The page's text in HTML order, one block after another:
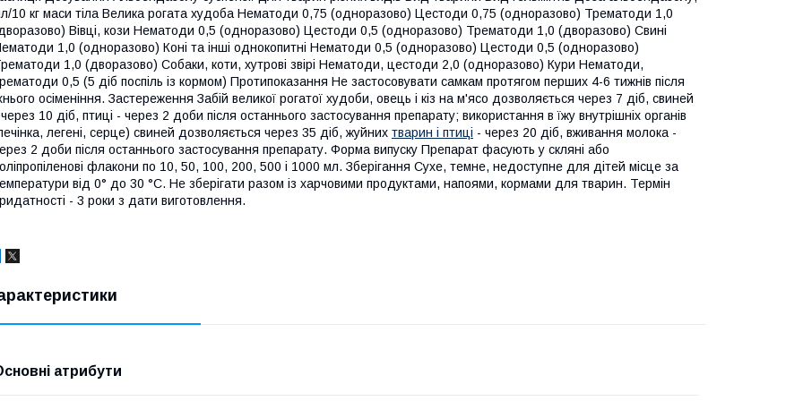
10 кг маси тіла Велика рогата худоба Нематоди 0,75 (одноразово) Цестоди 0,75 (одноразово) Трематоди 1,0
Вівці, кози Нематоди 0,5 (одноразово) Цестоди 0,5 (одноразово) Трематоди 1,0 (дворазово) Свині
1,0 (одноразово) Коні та інші однокопитні Нематоди 0,5 (одноразово) Цестоди 0,5 (одноразово)
1,0 (дворазово) Собаки, коти, хутрові звірі Нематоди, цестоди 2,0 (одноразово) Кури Нематоди,
0,5 (5 діб поспіль із кормом) Протипоказання Не застосовувати самкам протягом перших 4-6 тижнів після
осіменіння. Застереження Забій великої рогатої худоби, овець і кіз на м'ясо дозволяється через 7 діб, свиней
10 діб, птиці - через 2 доби після останнього застосування препарату; використання в їжу внутрішніх органів
легені, серце) свиней дозволяється через 35 діб, жуйних тварин і птиці - через 20 діб, вживання молока -
2 доби після останнього застосування препарату. Форма випуску Препарат фасують у скляні або
флакони по 10, 50, 100, 200, 500 і 1000 мл. Зберігання Сухе, темне, недоступне для дітей місце за
від 0° до 30 °С. Не зберігати разом із харчовими продуктами, напоями, кормами для тварин. Термін
- 3 роки з дати виготовлення.
атрибути